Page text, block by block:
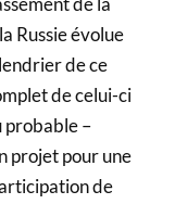
Russie évolue
de ce
de celui-ci
probable –
projet pour une
de